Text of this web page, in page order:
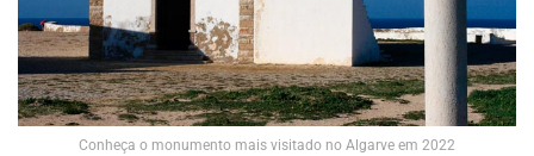
Conheça o monumento mais visitado no Algarve em 2022